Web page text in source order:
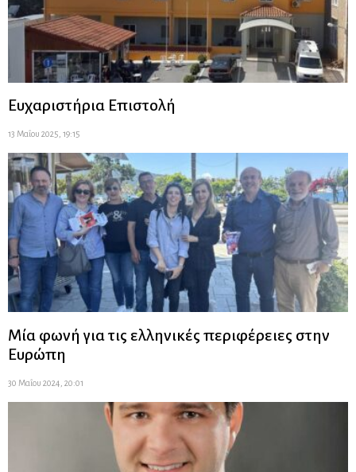
Ευχαριστήρια Επιστολή
13 Μαΐου 2025, 19:15
Μία φωνή για τις ελληνικές περιφέρειες στην
Ευρώπη
30 Μαΐου 2024, 20:01